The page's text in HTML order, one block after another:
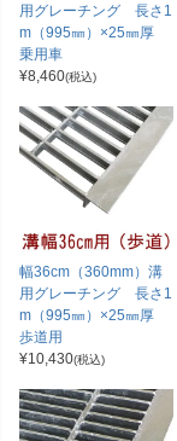
用グレーチング 長さ1
m（995㎜）×25㎜厚
乗用車
¥8,460(税込)
幅36cm（360mm）溝
用グレーチング 長さ1
m（995㎜）×25㎜厚
歩道用
¥10,430(税込)